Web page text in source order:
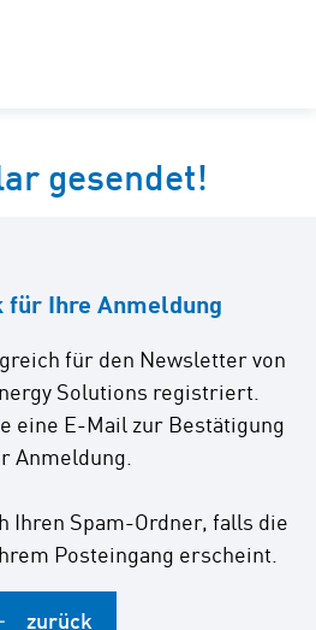
gesendet!
für Ihre Anmeldung
für den Newsletter von
Solutions registriert.
eine E-Mail zur Bestätigung
Anmeldung.
Ihren Spam-Ordner, falls die
Posteingang erscheint.
zurück